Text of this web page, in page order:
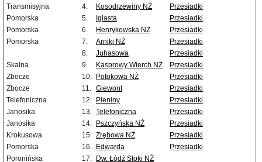
Transmisyjna
4. Kosodrzewiny NŻ
Przesiadki
Pomorska
5. Iglasta
Przesiadki
Pomorska
6. Henrykowska NŻ
Przesiadki
Pomorska
7. Arniki NŻ
Przesiadki
8.
Juhasowa
Przesiadki
Skalna
9. Kasprowy Wierch NŻ
Przesiadki
Zbocze
10. Potokowa NŻ
Przesiadki
Zbocze
11. Giewont
Przesiadki
Telefoniczna
12. Pieniny
Przesiadki
Janosika
13. Telefoniczna
Przesiadki
Janosika
14. Pszczyńska NŻ
Przesiadki
Krokusowa
15. Zrębowa NŻ
Przesiadki
Pomorska
16. Edwarda
Przesiadki
Poronińska
17.
Dw. Łódź Stoki NŻ